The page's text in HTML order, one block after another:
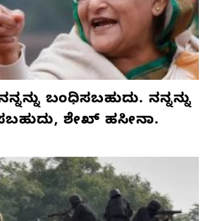
ಬಂಧಿಸಬಹುದು. ನನ್ನನ್ನು
ಶೇಖ್ ಹಸೀನಾ.